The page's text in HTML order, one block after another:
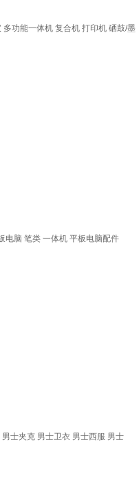
多功能一体机 复合机 打印机 硒鼓/墨
电脑 笔类 一体机 平板电脑配件
男士夹克 男士卫衣 男士西服 男士